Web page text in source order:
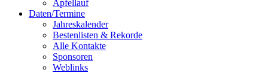
Apfellauf
Daten/Termine
Jahreskalender
Bestenlisten & Rekorde
Alle Kontakte
Sponsoren
Weblinks